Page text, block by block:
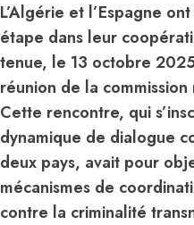
L’Algérie et l’Espagne
étape dans leur
tenue, le 13 octobre
réunion de la
Cette rencontre, qui
dynamique de dialogue
deux pays, avait pour
mécanismes de
contre la criminalité